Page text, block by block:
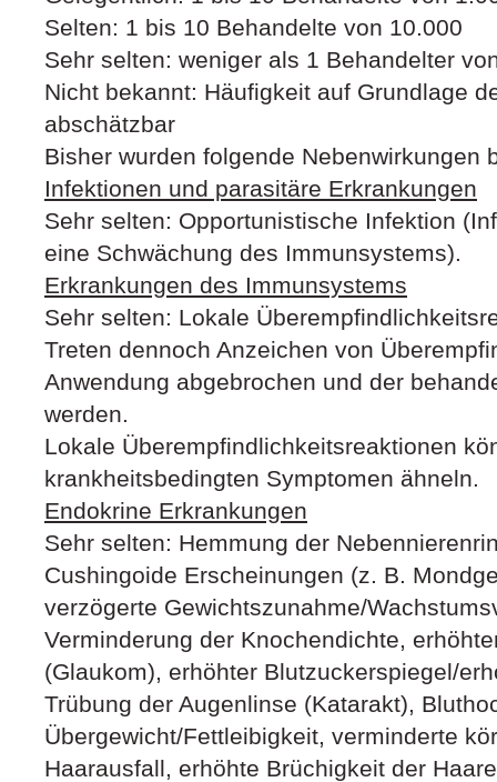
Selten: 1 bis 10 Behandelte von 10.000
Sehr selten: weniger als 1 Behandelter
Nicht bekannt: Häufigkeit auf Grundlage
abschätzbar
Bisher wurden folgende Nebenwirkungen
Infektionen und parasitäre Erkrankungen
Sehr selten: Opportunistische Infektion
eine Schwächung des Immunsystems).
Erkrankungen des Immunsystems
Sehr selten: Lokale
Treten dennoch Anzeichen von
Anwendung abgebrochen und der
werden.
Lokale Überempfindlichkeitsreaktionen
krankheitsbedingten Symptomen ähneln.
Endokrine Erkrankungen
Sehr selten: Hemmung der
Cushingoide Erscheinungen (z. B.
verzögerte Gewichtszunahme/
Verminderung der Knochendichte,
(Glaukom), erhöhter Blutzuckerspiegel/
Trübung der Augenlinse (Katarakt),
Übergewicht/Fettleibigkeit, verminderte
Haarausfall, erhöhte Brüchigkeit der